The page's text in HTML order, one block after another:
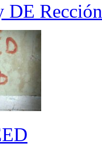
DE Rección